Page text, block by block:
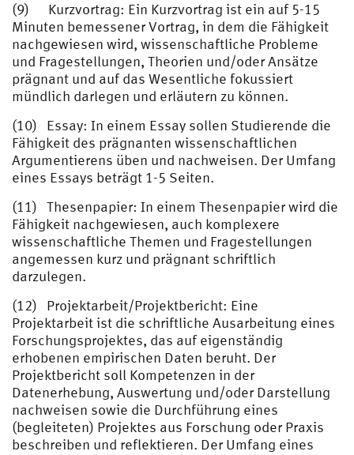
(9) Kurzvortrag: Ein Kurzvortrag ist ein auf 5-15
Minuten bemessener Vortrag, in dem die Fähigkeit
nachgewiesen wird, wissenschaftliche Probleme
und Fragestellungen, Theorien und/oder Ansätze
prägnant und auf das Wesentliche fokussiert
mündlich darlegen und erläutern zu können.
(10) Essay: In einem Essay sollen Studierende die
Fähigkeit des prägnanten wissenschaftlichen
Argumentierens üben und nachweisen. Der Umfang
eines Essays beträgt 1-5 Seiten.
(11) Thesenpapier: In einem Thesenpapier wird die
Fähigkeit nachgewiesen, auch komplexere
wissenschaftliche Themen und Fragestellungen
angemessen kurz und prägnant schriftlich
darzulegen.
(12) Projektarbeit/Projektbericht: Eine
Projektarbeit ist die schriftliche Ausarbeitung eines
Forschungsprojektes, das auf eigenständig
erhobenen empirischen Daten beruht. Der
Projektbericht soll Kompetenzen in der
Datenerhebung, Auswertung und/oder Darstellung
nachweisen sowie die Durchführung eines
(begleiteten) Projektes aus Forschung oder Praxis
beschreiben und reflektieren. Der Umfang eines